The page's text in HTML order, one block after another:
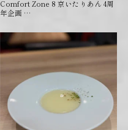
Comfort Zone 8 京いたりあん 4周
年企画 …